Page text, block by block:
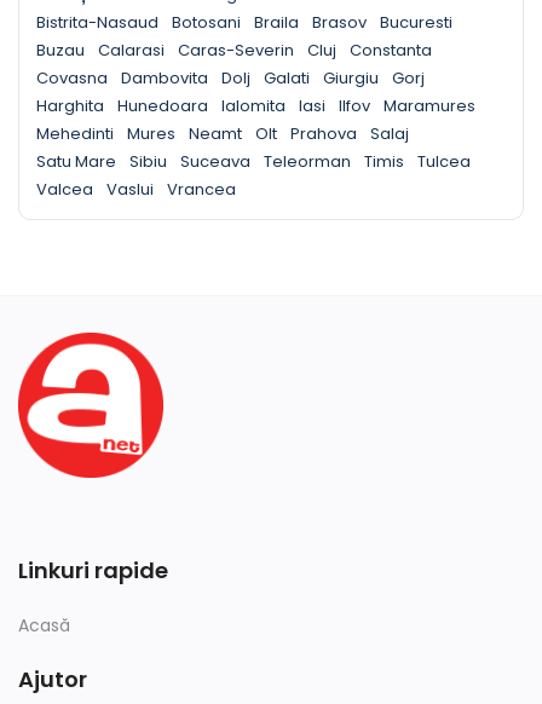
Bistrita-Nasaud
Botosani Braila Brasov Bucuresti
Buzau
Calarasi Caras-Severin Cluj
Constanta
Covasna
Dambovita Dolj Galati Giurgiu
Gorj
Harghita
Hunedoara Ialomita Iasi Ilfov Maramures
Mehedinti
Mures Neamt Olt Prahova
Salaj
Satu Mare
Sibiu Suceava Teleorman Timis
Tulcea
Valcea
Vaslui Vrancea
Linkuri rapide
Acasă
Ajutor